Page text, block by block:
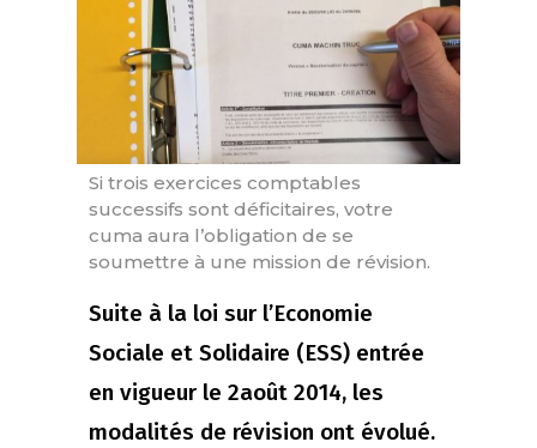
Si trois exercices comptables
successifs sont déficitaires, votre
cuma aura l’obligation de se
soumettre à une mission de révision.
Suite à la loi sur l’Economie
Sociale et Solidaire (ESS) entrée
en vigueur le 2août 2014, les
modalités de révision ont évolué.